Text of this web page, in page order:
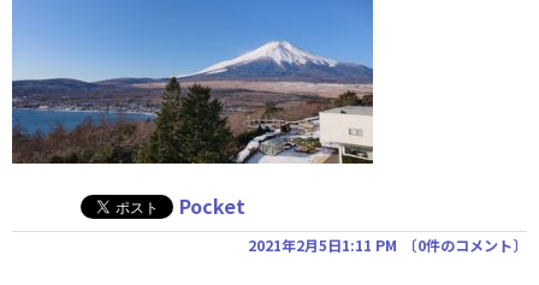
Pocket
2021年2月5日1:11 PM 〔0件のコメント〕